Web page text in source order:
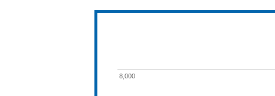
8,000